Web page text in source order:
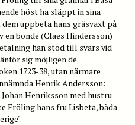
höst ha släppt in sina
uppbeta hans gräsväxt på
en bonde (Claes Hindersson)
han stod till svars vid
sig möjligen de
1723-38, utan närmare
Henrik Andersson:
Henriksson med hustru
Fröling hans fru Lisbeta, båda